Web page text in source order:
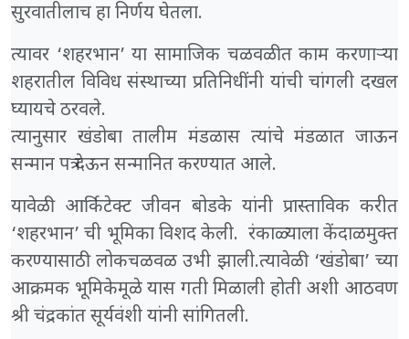
सुरवातीलाच हा निर्णय घेतला.
त्यावर ‘शहरभान’ या सामाजिक चळवळीत काम करणाऱ्या
शहरातील विविध संस्थाच्या प्रतिनिधींनी यांची चांगली दखल
घ्यायचे ठरवले.
त्यानुसार खंडोबा तालीम मंडळास त्यांचे मंडळात जाऊन
सन्मान पत्र देऊन सन्मानित करण्यात आले.
यावेळी आर्किटेक्ट जीवन बोडके यांनी प्रास्ताविक करीत
‘शहरभान’ ची भूमिका विशद केली. रंकाळ्याला केंदाळमुक्त
करण्यासाठी लोकचळवळ उभी झाली.त्यावेळी ‘खंडोबा’ च्या
आक्रमक भूमिकेमूळे यास गती मिळाली होती अशी आठवण
श्री चंद्रकांत सूर्यवंशी यांनी सांगितली.